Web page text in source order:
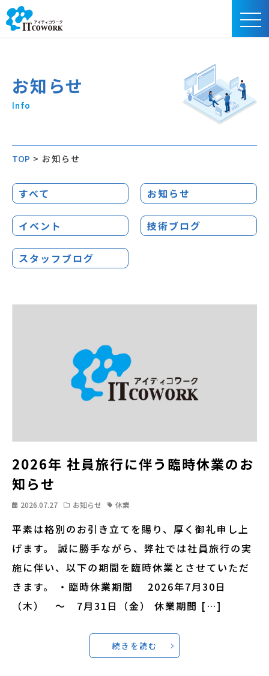
お知らせ
Info
TOP > お知らせ
すべて お知らせ
イベント 技術ブログ
スタッフブログ
2026年 社員旅行に伴う臨時休業のお
知らせ
2026.07.27 お知らせ 休業
平素は格別のお引き立てを賜り、厚く御礼申し上
げます。 誠に勝手ながら、弊社では社員旅行の実
施に伴い、以下の期間を臨時休業とさせていただ
きます。 ・臨時休業期間 2026年7月30日
（木） 〜 7月31日（金） 休業期間 […]
続きを読む